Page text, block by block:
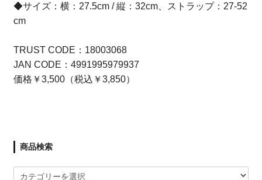
◆サイズ：横：27.5cm / 縦：32cm、ストラップ：27-52
cm
TRUST CODE：18003068
JAN CODE：4991995979937
価格￥3,500（税込￥3,850）
商品検索